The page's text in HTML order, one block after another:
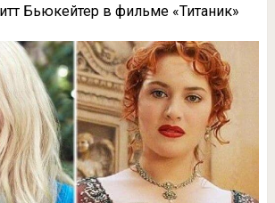
Бьюкейтер в фильме «Титаник»